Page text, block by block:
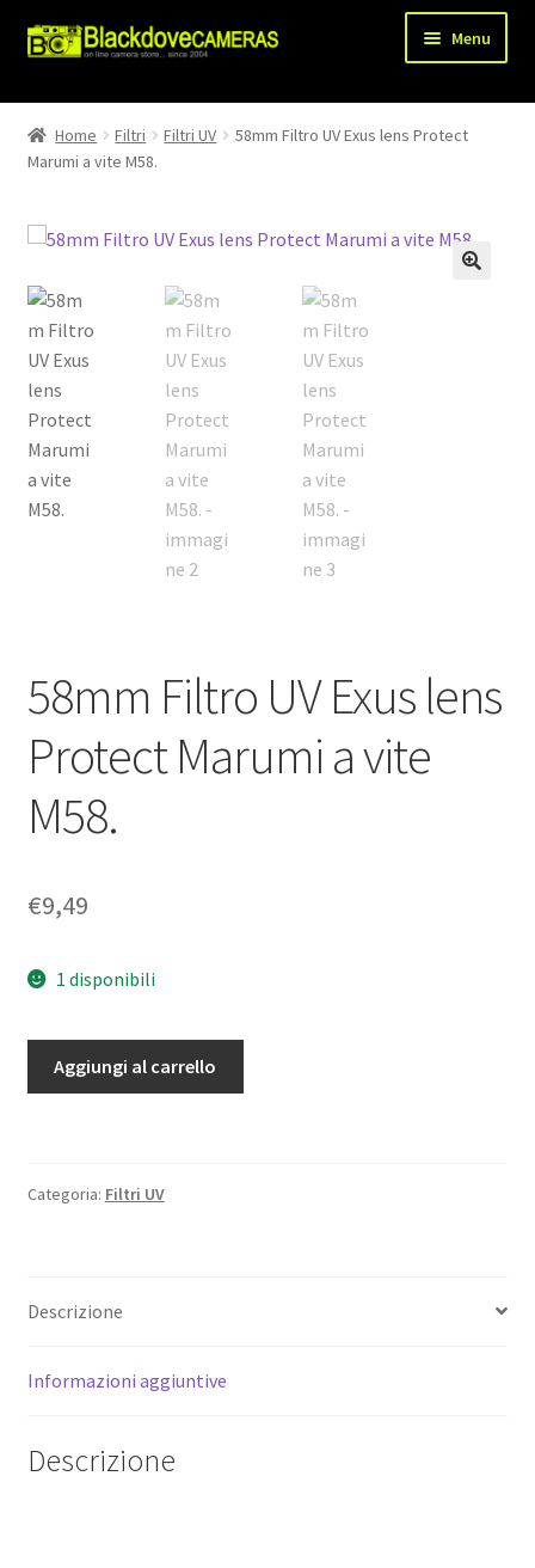
Vai
alla
Vai
al
Menu
Chi siamo
Shop
child
Spedizioni
Metodi di pagamento
Recesso
Privacy Policy
Blog
Home Filtri Filtri UV
58mm Filtro UV Exus lens Protect
Marumi a vite M58.
58mm Filtro UV Exus lens
Protect Marumi a vite
M58.
€9,49
1 disponibili
Filtro
Protect
M58.
Aggiungi al carrello
Categoria: Filtri UV
Descrizione
Informazioni aggiuntive
Descrizione